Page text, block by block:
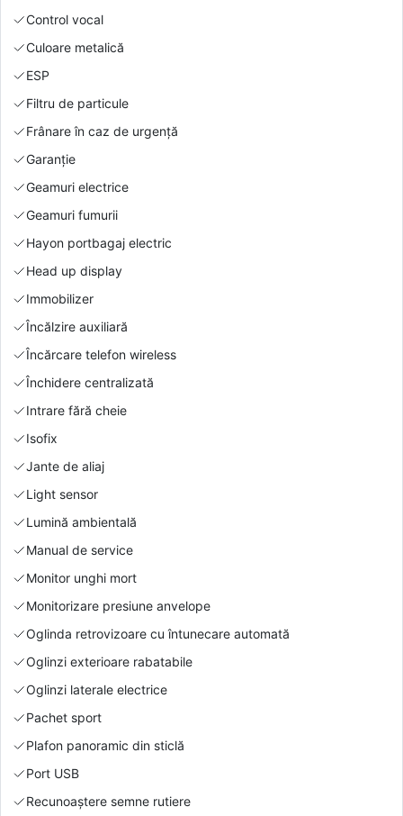
Control vocal
Culoare metalică
ESP
Filtru de particule
Frânare în caz de urgență
Garanție
Geamuri electrice
Geamuri fumurii
Hayon portbagaj electric
Head up display
Immobilizer
Încălzire auxiliară
Încărcare telefon wireless
Închidere centralizată
Intrare fără cheie
Isofix
Jante de aliaj
Light sensor
Lumină ambientală
Manual de service
Monitor unghi mort
Monitorizare presiune anvelope
Oglinda retrovizoare cu întunecare automată
Oglinzi exterioare rabatabile
Oglinzi laterale electrice
Pachet sport
Plafon panoramic din sticlă
Port USB
Recunoaștere semne rutiere